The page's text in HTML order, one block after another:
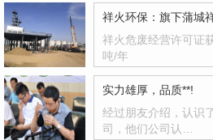
祥火环保：旗下蒲城
祥火危废经营许可证
吨/年
实力雄厚，品质**!
经过朋友介绍，认识
司，他们公司认…